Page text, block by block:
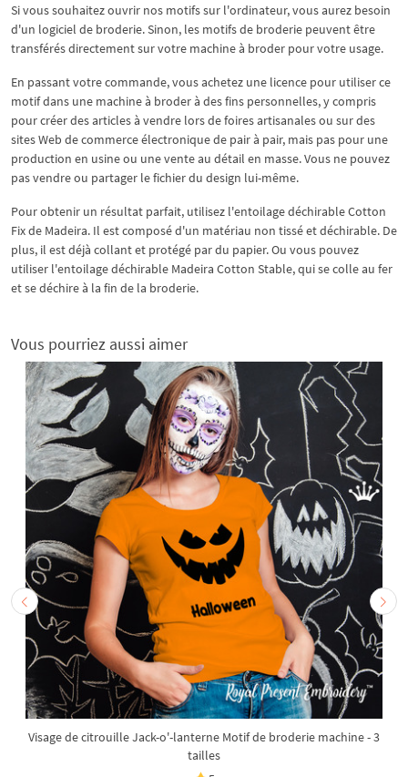
Si vous souhaitez ouvrir nos motifs sur l'ordinateur, vous aurez besoin
d'un logiciel de broderie. Sinon, les motifs de broderie peuvent être
transférés directement sur votre machine à broder pour votre usage.
En passant votre commande, vous achetez une licence pour utiliser ce
motif dans une machine à broder à des fins personnelles, y compris
pour créer des articles à vendre lors de foires artisanales ou sur des
sites Web de commerce électronique de pair à pair, mais pas pour une
production en usine ou une vente au détail en masse. Vous ne pouvez
pas vendre ou partager le fichier du design lui-même.
Pour obtenir un résultat parfait, utilisez l'entoilage déchirable Cotton
Fix de Madeira. Il est composé d'un matériau non tissé et déchirable. De
plus, il est déjà collant et protégé par du papier. Ou vous pouvez
utiliser l'entoilage déchirable Madeira Cotton Stable, qui se colle au fer
et se déchire à la fin de la broderie.
Vous pourriez aussi aimer
Visage de citrouille Jack-o'-lanterne Motif de broderie machine - 3
tailles